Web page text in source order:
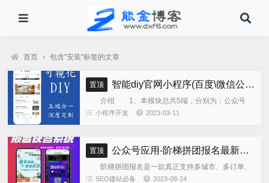
首页 › 包含"安装"标签的文章
置顶 智能diy官网小程序(百度\微信公众号\微信小程序\支付宝\抖音小程序)独立版
介绍 1、本模块总共5端，分别为：公众号
h5、微信小程序、百度小程序、支付宝小程序、......
小程序开发 2023-03-11
置顶 公众号应用-阶梯拼团报名最新版本源码程序
阶梯拼团报名是一款真正支持多城市、多订单、
全供应链商业模式，订单统计、核销、一键导出等强
SEO建站必备 2023-08-24